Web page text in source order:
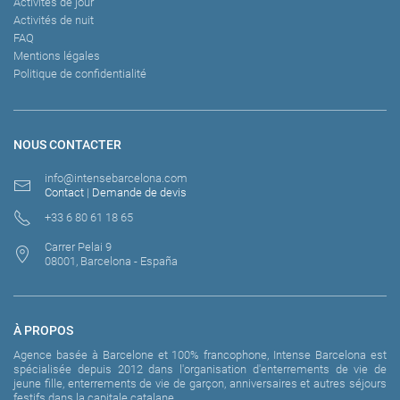
NOUS CONTACTER
info@intensebarcelona.com
Contact | Demande de devis
+33 6 80 61 18 65
Carrer Pelai 9
08001, Barcelona - España
Activités de nuit
FAQ
Mentions légales
Politique de confidentialité
À PROPOS
Agence basée à Barcelone et 100% francophone, Intense Barcelona est
spécialisée depuis 2012 dans l'organisation d'enterrements de vie de
jeune fille, enterrements de vie de garçon, anniversaires et autres séjours